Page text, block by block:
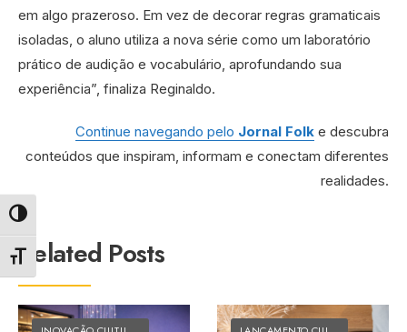
Alternar alto contraste
Alternar tamanho da fonte
em algo prazeroso. Em vez de decorar regras gramaticais
isoladas, o aluno utiliza a nova série como um laboratório
prático de audição e vocabulário, aprofundando sua
experiência”, finaliza Reginaldo.
Continue navegando pelo Jornal Folk e descubra
conteúdos que inspiram, informam e conectam diferentes
realidades.
Related Posts